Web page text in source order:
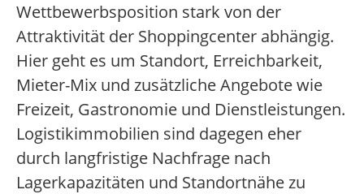
Wettbewerbsposition stark von der
Attraktivität der Shoppingcenter abhängig.
Hier geht es um Standort, Erreichbarkeit,
Mieter-Mix und zusätzliche Angebote wie
Freizeit, Gastronomie und Dienstleistungen.
Logistikimmobilien sind dagegen eher
durch langfristige Nachfrage nach
Lagerkapazitäten und Standortnähe zu